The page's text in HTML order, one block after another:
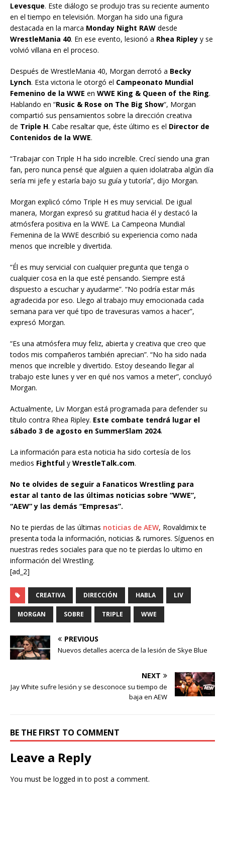
Levesque. Este diálogo se produjo tras su reciente aumento
en el tiempo en televisión. Morgan ha sido una figura
destacada en la marca Monday Night RAW desde
WrestleMania 40. En ese evento, lesionó a Rhea Ripley y se
volvió villana en el proceso.
Después de WrestleMania 40, Morgan derrotó a Becky
Lynch. Esta victoria le otorgó el Campeonato Mundial
Femenino de la WWE en WWE King & Queen of the Ring.
Hablando en “Rusic & Rose on The Big Show“, Morgan
compartió sus pensamientos sobre la dirección creativa
de Triple H. Cabe resaltar que, éste último es el Director de
Contenidos de la WWE.
“Trabajar con Triple H ha sido increíble. Crecí siendo una gran
fan, pero nunca pensé que alguien a quien idolatraba algún día
sería mi jefe y estaría bajo su guía y tutoría”, dijo Morgan.
Morgan explicó cómo Triple H es muy servicial. De igual
manera, Morgan expresó su gratitud hacia él y destacó la
atmósfera positiva en la WWE. La Campeona Mundial
Femenina de la WWE describió su experiencia como nada
menos que increíble y divertida.
“Él es muy servicial con cualquier pregunta que tenga o
cualquier cosa en la que esté pensando. Siempre está
dispuesto a escuchar y ayudarme”. “No podría estar más
agradecida por eso. Llego al trabajo muy emocionada cada
semana para ver qué tipo de travesuras vamos a hacer”,
expresó Morgan.
“Es una atmósfera muy feliz, abierta y creativa que creo que
todos mis compañeros también aprecian”. “No ha sido nada
menos que increíble y divertido. Estoy deseando llegar al
trabajo este lunes y ver en qué nos vamos a meter”, concluyó
Morgan.
Actualmente, Liv Morgan está programada para defender su
título contra Rhea Ripley. Este combate tendrá lugar el
sábado 3 de agosto en SummerSlam 2024.
La información para esta noticia ha sido cortesía de los
medios Fightful y WrestleTalk.com.
No te olvides de seguir a Fanaticos Wrestling para
estar al tanto de las últimas noticias sobre “WWE”,
“AEW” y las demás “Empresas”.
No te pierdas de las últimas noticias de AEW, Rovaldimix te
presenta toda la información, noticias & rumores. Síguenos en
nuestras redes sociales para que no te pierdas lo ultimo en
información del Wrestling.
[ad_2]
CREATIVA DIRECCIÓN HABLA LIV
MORGAN SOBRE TRIPLE WWE
PREVIOUS
Nuevos detalles acerca de la lesión de Skye Blue
NEXT
Jay White sufre lesión y se desconoce su tiempo de
baja en AEW
BE THE FIRST TO COMMENT
Leave a Reply
You must be logged in to post a comment.